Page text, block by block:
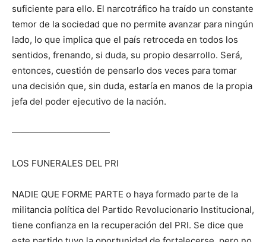
suficiente para ello. El narcotráfico ha traído un constante
temor de la sociedad que no permite avanzar para ningún
lado, lo que implica que el país retroceda en todos los
sentidos, frenando, si duda, su propio desarrollo. Será,
entonces, cuestión de pensarlo dos veces para tomar
una decisión que, sin duda, estaría en manos de la propia
jefa del poder ejecutivo de la nación.
———————————
LOS FUNERALES DEL PRI
NADIE QUE FORME PARTE o haya formado parte de la
militancia política del Partido Revolucionario Institucional,
tiene confianza en la recuperación del PRI. Se dice que